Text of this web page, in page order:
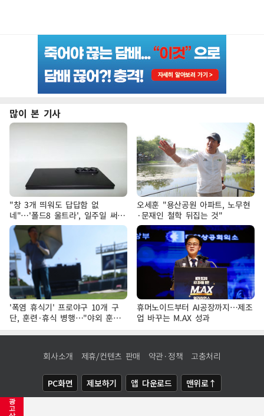
광
고
많이 본 기사
"창 3개 띄워도 답답함 없
네"…'폴드8 울트라', 일주일 써보
니
오세훈 "용산공원 아파트, 노무현
·문재인 철학 뒤집는 것"
'폭염 휴식기' 프로야구 10개 구
단, 훈련·휴식 병행…"야외 훈련
해도 안전 최우선"
휴머노이드부터 AI공장까지…제조
업 바꾸는 M.AX 성과
회사소개 제휴/컨텐츠 판매 약관·정책 고충처리
PC화면 제보하기 앱 다운로드 맨위로↑